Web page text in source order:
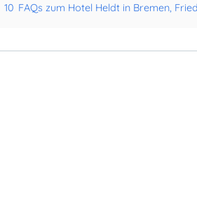
10 FAQs zum Hotel Heldt in Bremen,